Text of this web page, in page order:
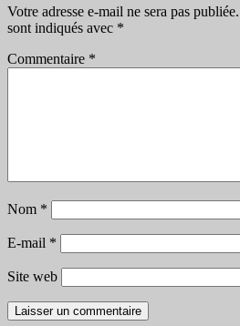
Votre adresse e-mail ne sera pas publiée.
sont indiqués avec *
Commentaire *
Nom *
E-mail *
Site web